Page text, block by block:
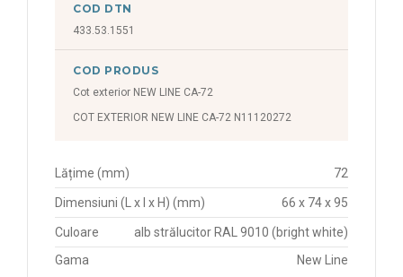
COD DTN
433.53.1551
COD PRODUS
Cot exterior NEW LINE CA-72
COT EXTERIOR NEW LINE CA-72 N11120272
Lățime (mm) 72
Dimensiuni (L x l x H) (mm) 66 x 74 x 95
Culoare
alb strălucitor RAL 9010 (bright white)
Gama
New Line